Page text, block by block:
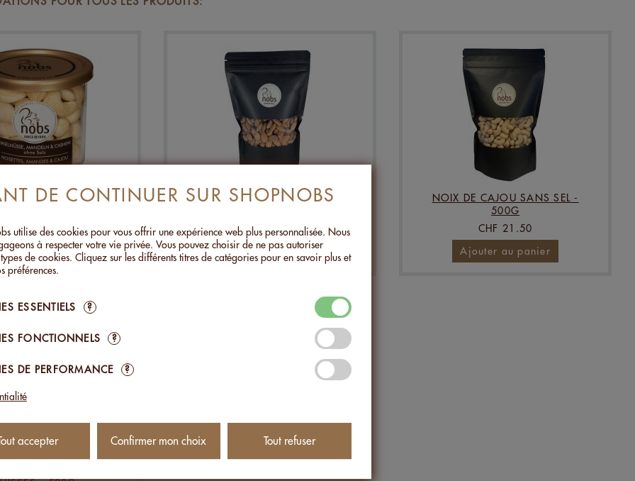
AMANDES &
CHF 8.00
au panier
AMANDES AU SEL FUMÉ DE
CHF 26.50
Ajouter au panier
NOIX DE CAJOU SANS SEL -
500G
CHF 21.50
Ajouter au panier
DE CONTINUER SUR SHOPNOBS
utilise des cookies pour vous offrir une expérience web plus personnalisée. Nous
à respecter votre vie privée. Vous pouvez choisir de ne pas autoriser
de cookies. Cliquez sur les différents titres de catégories pour en savoir plus et
préférences.
ESSENTIELS ?
FONCTIONNELS ?
DE PERFORMANCE ?
accepter Confirmer mon choix Tout refuser